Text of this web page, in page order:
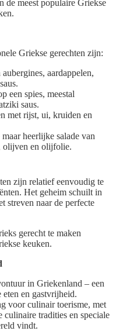
de meest populaire Griekse
Griekse gerechten zijn:
aardappelen,
een spies, meestal
saus.
met rijst, ui, kruiden en
heerlijke salade van
olijven en olijfolie.
zijn relatief eenvoudig te
Het geheim schuilt in
streven naar de perfecte
gerecht te maken
keuken.
in Griekenland – een
en gastvrijheid.
voor culinair toerisme, met
tradities en speciale
vindt.